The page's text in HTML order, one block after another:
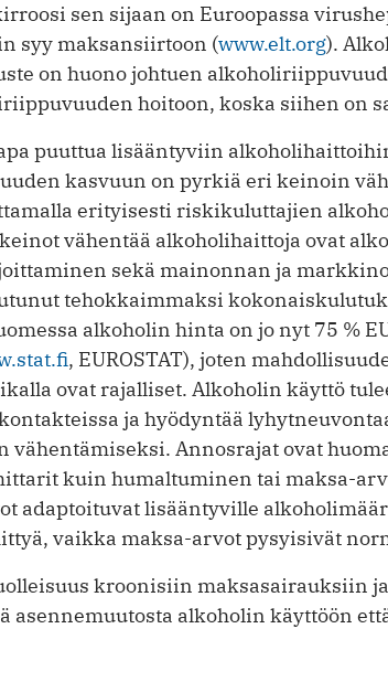
sen sijaan on Euroopassa
syy maksansiirtoon (www.elt.org).
on huono johtuen
hoitoon, koska siihen on
puuttua lisääntyviin
kasvuun on pyrkiä eri keinoin
erityisesti riskikulutta­jien
vähentää alkoholihaittoja ovat
sekä mainonnan ja
tehokkaimmaksi
alkoholin hinta on jo nyt 75 %
, EUROSTAT), joten
ovat rajalliset. Alkoholin käyttö
ja hyödyntää
vähentämiseksi. Annosrajat ovat
kuin humaltuminen tai maksa-
adaptoituvat lisääntyville
vaikka maksa-arvot pysyisivät
kroonisiin maksasairauksiin
asennemuutosta alkoholin käyttöön